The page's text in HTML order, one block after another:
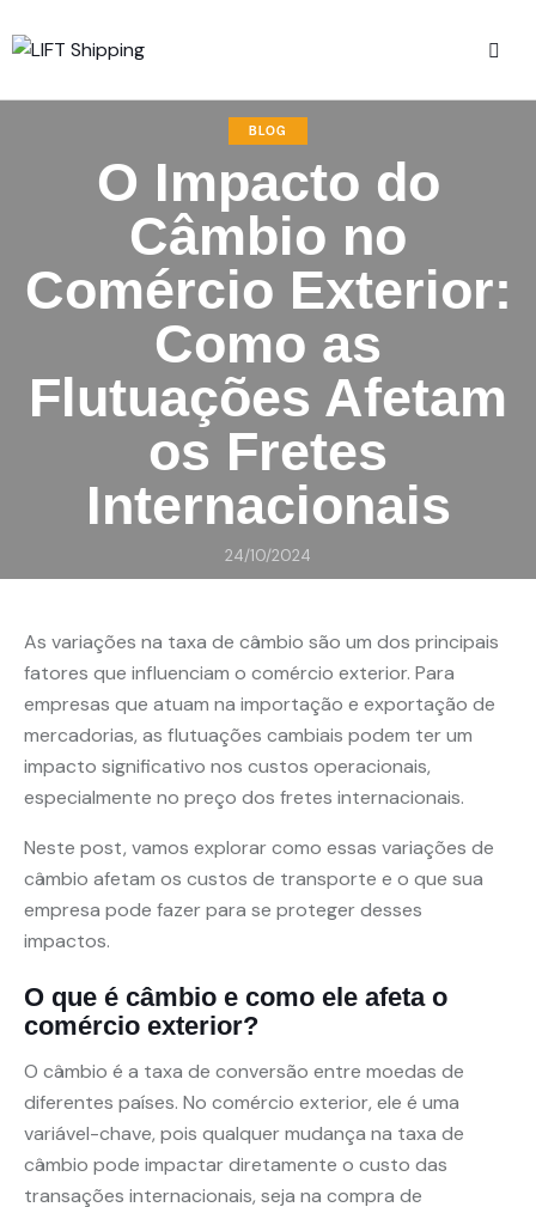
BLOG
O Impacto do
Câmbio no
Comércio Exterior:
Como as
Flutuações Afetam
os Fretes
Internacionais
24/10/2024
As variações na taxa de câmbio são um dos principais
fatores que influenciam o comércio exterior. Para
empresas que atuam na importação e exportação de
mercadorias, as flutuações cambiais podem ter um
impacto significativo nos custos operacionais,
especialmente no preço dos fretes internacionais.
Neste post, vamos explorar como essas variações de
câmbio afetam os custos de transporte e o que sua
empresa pode fazer para se proteger desses
impactos.
O que é câmbio e como ele afeta o
comércio exterior?
O câmbio é a taxa de conversão entre moedas de
diferentes países. No comércio exterior, ele é uma
variável-chave, pois qualquer mudança na taxa de
câmbio pode impactar diretamente o custo das
transações internacionais, seja na compra de